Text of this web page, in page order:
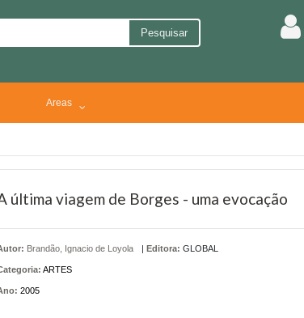
Pesquisar
Areas
última viagem de Borges - uma evocação
Brandão, Ignacio de Loyola | Editora: GLOBAL
ARTES
2005